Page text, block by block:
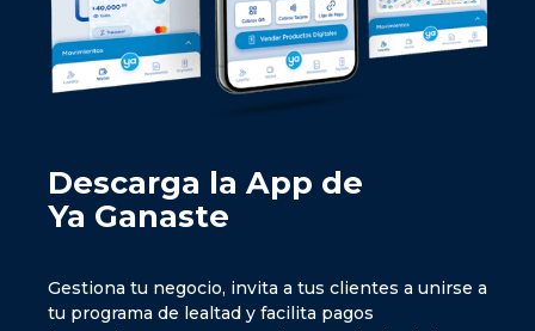
Descarga la App de
Ya Ganaste
Gestiona tu negocio, invita a tus clientes a unirse a
tu programa de lealtad y facilita pagos